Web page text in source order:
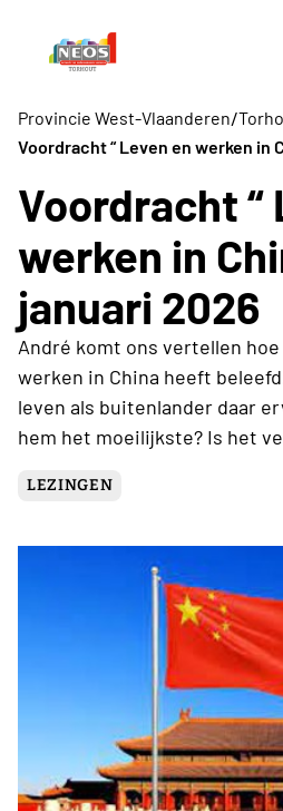
Provincie West-Vlaanderen/
Voordracht “ Leven en werken in
Voordracht “
werken in
januari 2026
André komt ons vertellen
werken in China heeft
leven als buitenlander daar
hem het moeilijkste? Is het
LEZINGEN